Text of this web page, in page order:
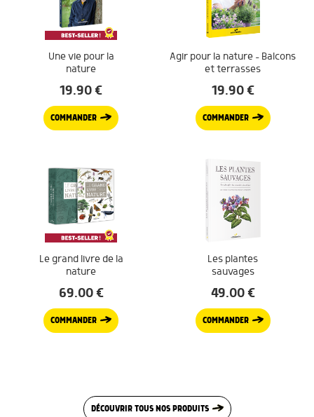
Une vie pour la
nature
19.90€
COMMANDER
Agir pour la nature – Balcons
et terrasses
19.90€
COMMANDER
Le grand livre de la
nature
69.00€
COMMANDER
Les plantes
sauvages
49.00€
COMMANDER
DÉCOUVRIR TOUS NOS PRODUITS